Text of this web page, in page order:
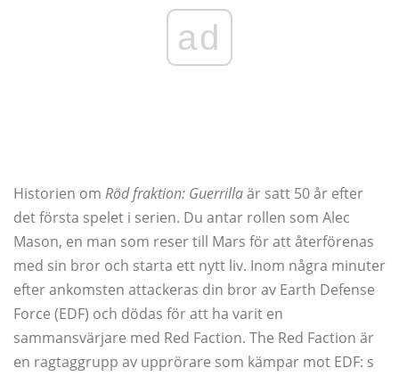
ad
Historien om Röd fraktion: Guerrillaär satt 50 år efter
det första spelet i serien. Du antar rollen som Alec
Mason, en man som reser till Mars för att återförenas
med sin bror och starta ett nytt liv. Inom några minuter
efter ankomsten attackeras din bror av Earth Defense
Force (EDF) och dödas för att ha varit en
sammansvärjare med Red Faction. The Red Faction är
en ragtaggrupp av upprörare som kämpar mot EDF: s